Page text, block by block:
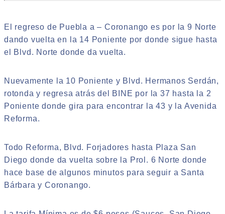
El regreso de Puebla a – Coronango es por la 9 Norte
dando vuelta en la 14 Poniente por donde sigue hasta
el Blvd. Norte donde da vuelta.
Nuevamente la 10 Poniente y Blvd. Hermanos Serdán,
rotonda y regresa atrás del BINE por la 37 hasta la 2
Poniente donde gira para encontrar la 43 y la Avenida
Reforma.
Todo Reforma, Blvd. Forjadores hasta Plaza San
Diego donde da vuelta sobre la Prol. 6 Norte donde
hace base de algunos minutos para seguir a Santa
Bárbara y Coronango.